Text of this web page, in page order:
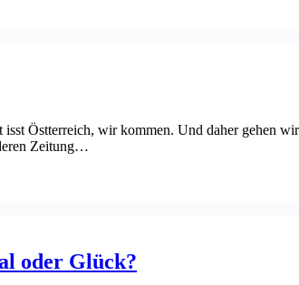
isst Östterreich, wir kommen. Und daher gehen
Zeitung…
oder Glück?